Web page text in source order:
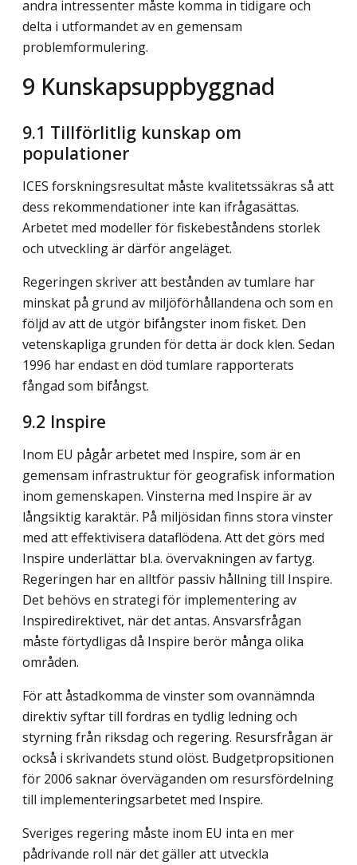
andra intressenter måste komma in tidigare och
delta i utformandet av en gemensam
problemformulering.
9 Kunskapsuppbyggnad
9.1 Tillförlitlig kunskap om
populationer
ICES forskningsresultat måste kvalitetssäkras så att
dess rekommendationer inte kan ifrågasättas.
Arbetet med modeller för fiskebeståndens storlek
och utveckling är därför angeläget.
Regeringen skriver att bestånden av tumlare har
minskat på grund av miljöförhållandena och som en
följd av att de utgör bifångster inom fisket. Den
vetenskapliga grunden för detta är dock klen. Sedan
1996 har endast en död tumlare rapporterats
fångad som bifångst.
9.2 Inspire
Inom EU pågår arbetet med Inspire, som är en
gemensam infrastruktur för geografisk information
inom gemenskapen. Vinsterna med Inspire är av
långsiktig karaktär. På miljösidan finns stora vinster
med att effektivisera dataflödena. Att det görs med
Inspire underlättar bl.a. övervakningen av fartyg.
Regeringen har en alltför passiv hållning till Inspire.
Det behövs en strategi för implementering av
Inspiredirektivet, när det antas. Ansvarsfrågan
måste förtydligas då Inspire berör många olika
områden.
För att åstadkomma de vinster som ovannämnda
direktiv syftar till fordras en tydlig ledning och
styrning från riksdag och regering. Resursfrågan är
också i skrivandets stund olöst. Budgetpropsitionen
för 2006 saknar överväganden om resursfördelning
till implementeringsarbetet med Inspire.
Sveriges regering måste inom EU inta en mer
pådrivande roll när det gäller att utveckla